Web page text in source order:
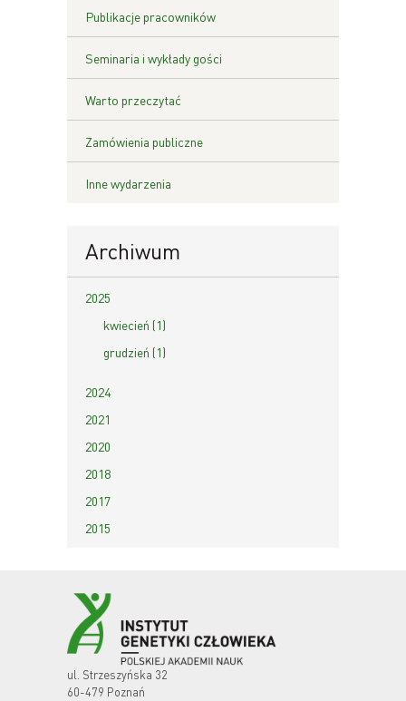
Publikacje pracowników
Seminaria i wykłady gości
Warto przeczytać
Zamówienia publiczne
Inne wydarzenia
Archiwum
2025
kwiecień (1)
grudzień (1)
2024
2021
2020
2018
2017
2015
ul. Strzeszyńska 32
60-479 Poznań